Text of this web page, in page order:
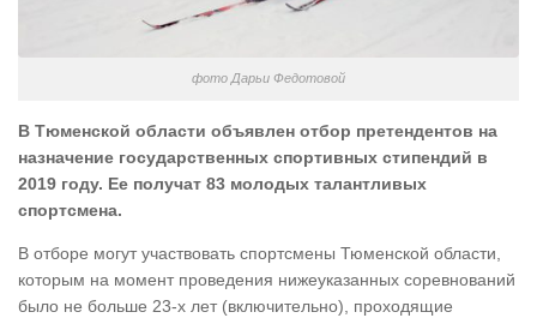
фото Дарьи Федотовой
В Тюменской области объявлен отбор претендентов на
назначение государственных спортивных стипендий в
2019 году. Ее получат 83 молодых талантливых
спортсмена.
В отборе могут участвовать спортсмены Тюменской области,
которым на момент проведения нижеуказанных соревнований
было не больше 23-х лет (включительно), проходящие